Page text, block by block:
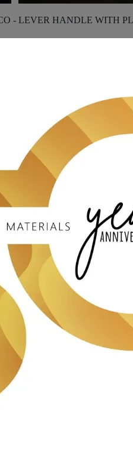
- LEVER HANDLE WITH
自1925年巴黎國際藝術裝飾
念，並影響了建築、家具、
相結合。在其鼎盛時期，裝
國際式樣建築風格 。